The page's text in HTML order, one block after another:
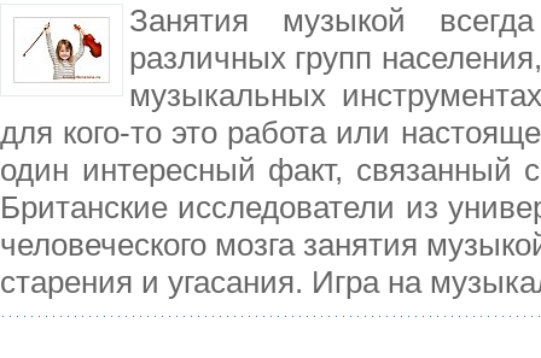
Занятия музыкой
различных групп
музыкальных
для кого-то это работа или
один интересный факт, связанный
Британские исследователи из
человеческого мозга занятия
старения и угасания. Игра на